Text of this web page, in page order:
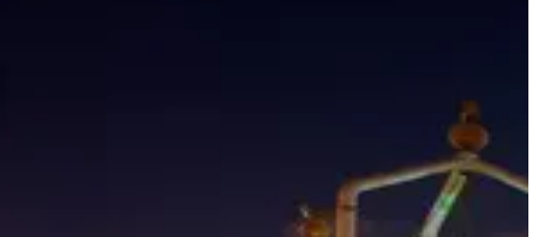
أفكار السفر
معلومات السفر
المعلومات الخاصة بالمطار